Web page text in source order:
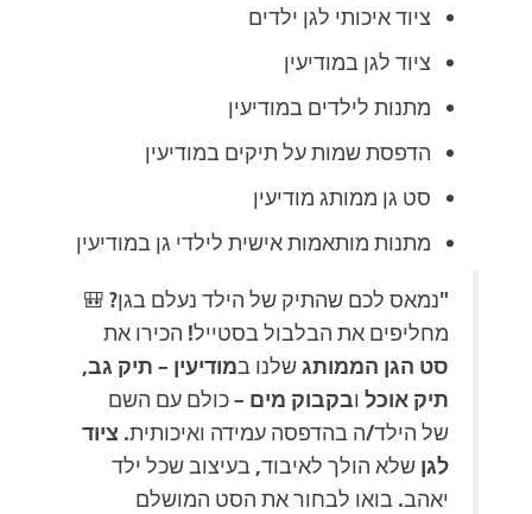
ציוד איכותי לגן ילדים
ציוד לגן במודיעין
מתנות לילדים במודיעין
הדפסת שמות על תיקים במודיעין
סט גן ממותג מודיעין
מתנות מותאמות אישית לילדי גן במודיעין
"נמאס לכם שהתיק של הילד נעלם בגן? 🎒
מחליפים את הבלבול בסטייל! הכירו את
סט הגן הממותגשלנו במודיעין – תיק גב,
תיק אוכל ובקבוק מים – כולם עם השם
של הילד/ה בהדפסה עמידה ואיכותית. ציוד
לגן שלא הולך לאיבוד, בעיצוב שכל ילד
יאהב. בואו לבחור את הסט המושלם